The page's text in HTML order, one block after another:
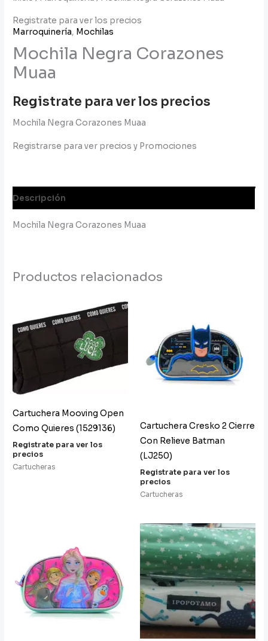
Registrate para ver los precios
Marroquinería, Mochilas
Mochila Negra Corazones
Muaa
Registrate para ver los precios
Mochila Negra Corazones Muaa
Registrarse para ver precios y Promociones
Descripción
Mochila Negra Corazones Muaa
Productos relacionados
Cartuchera Mooving Open
Como Quieres (1529136)
Registrate para ver los
precios
Cartucheras
Cartuchera Cresko 2 Cierre
Con Relieve Batman
(LJ250)
Registrate para ver los
precios
Cartucheras